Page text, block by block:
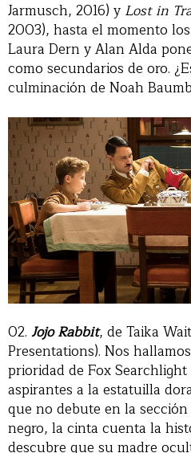
Jarmusch, 2016) y Lost in
2003), hasta el momento
Laura Dern y Alan Alda
como secundarios de oro.
culminación de Noah
02. Jojo Rabbit, de Taika
Presentations). Nos
prioridad de Fox
aspirantes a la estatuilla
que no debute en la
negro, la cinta cuenta la
descubre que su madre